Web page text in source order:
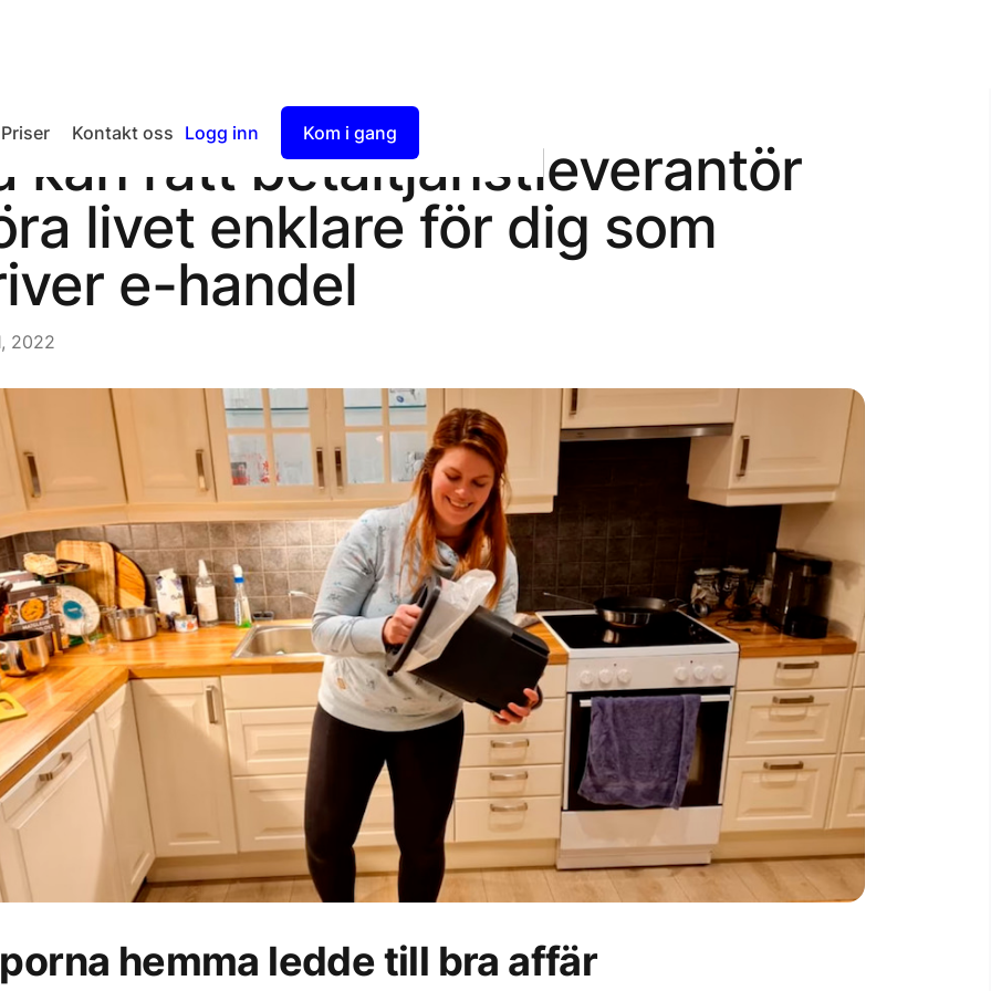
Priser
Checkout
Split Payout
Kontakt oss Logg inn Kom i gang
kan rätt betaltjänstleverantör
livet enklare för dig som
e-handel
2022
hemma ledde till bra affär